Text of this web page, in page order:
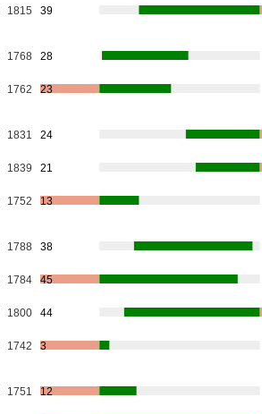
1815 39
1768 28
1762 23
1831 24
1839 21
1752 13
1788 38
1784 45
1800 44
1742 3
1751 12